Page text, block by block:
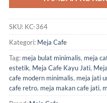
SKU: KC-364
Kategori: Meja Cafe
Tag: meja bulat minimalis, meja
estetik, Meja Cafe Kayu Jati,
cafe modern minimalis, meja jati
cafe retro, meja makan cafe jati,